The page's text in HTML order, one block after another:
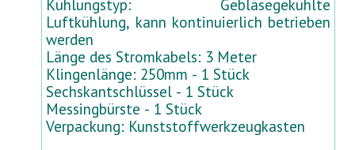
)
Kühlungstyp: Gebläsegekühlte
Luftkühlung, kann kontinuierlich betrieben
werden
Länge des Stromkabels: 3 Meter
Klingenlänge: 250mm - 1 Stück
Sechskantschlüssel - 1 Stück
Messingbürste - 1 Stück
Verpackung: Kunststoffwerkzeugkasten